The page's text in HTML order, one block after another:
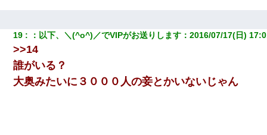
さい」と言い出してド修羅場になった
同じマンションに住んでる女性が鍵をわかりやすいところに隠し
ている事に気づいた俺「忍びこんでみよう！」→ 結果
19 ： 以下、＼(^o^)／でVIPがお送りします ：2016/07/17(日)
>>14
誰がいる？
大奥みたいに３０００人の妾とかいないじゃん